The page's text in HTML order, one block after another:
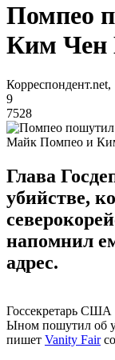
Помпео
Ким
9
7528
Майк Помпео и
Глава
убийстве,
напомнил
адрес.
Госсекретарь
Ыном пошутил об
пишет Vanity Fair